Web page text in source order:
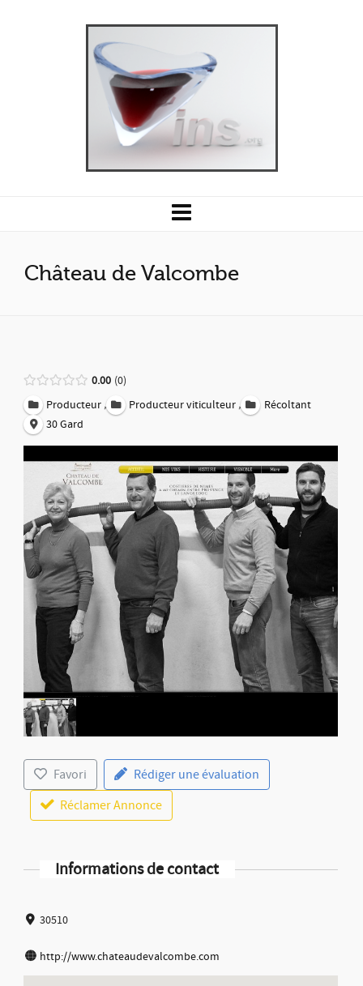
Château de Valcombe
0.00 0
Producteur , Producteur viticulteur ,
Récoltant
30 Gard
Favori
Rédiger une évaluation
Réclamer Annonce
Informations de contact
30510
http://www.chateaudevalcombe.com